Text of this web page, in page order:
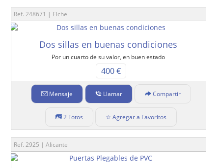
Ref. 248671 | Elche
Dos sillas en buenas condiciones
Por un cuarto de su valor, en buen estado
400 €
Mensaje Llamar Compartir
2 Fotos ☆ Agregar a Favoritos
Ref. 2925 | Alicante